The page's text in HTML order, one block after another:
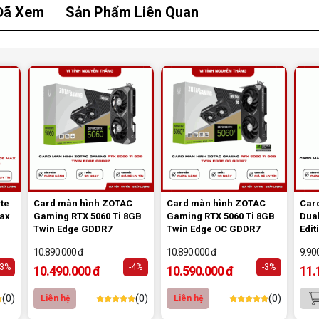
6GB OC DDR6là một lựa chọn phổ biến cho game
Card được trang bị kiến trúc NVIDIA Ampere mới
Windforce 6GB OC DDR6 có thể đáp ứng nhu cầu
Xem Sản Phẩm Liên Quan
(0)
Card màn hình ZOTAC
Gaming RTX 5060 Ti 8GB
Twin Edge GDDR7
10.890.000 đ
10.490.000 đ -4%
Liên hệ (0)
Card màn hình ZOTAC
Gaming RTX 5060 Ti 8GB
Twin Edge OC GDDR7
10.890.000 đ
10.590.000 đ -3%
Liên hệ (0)